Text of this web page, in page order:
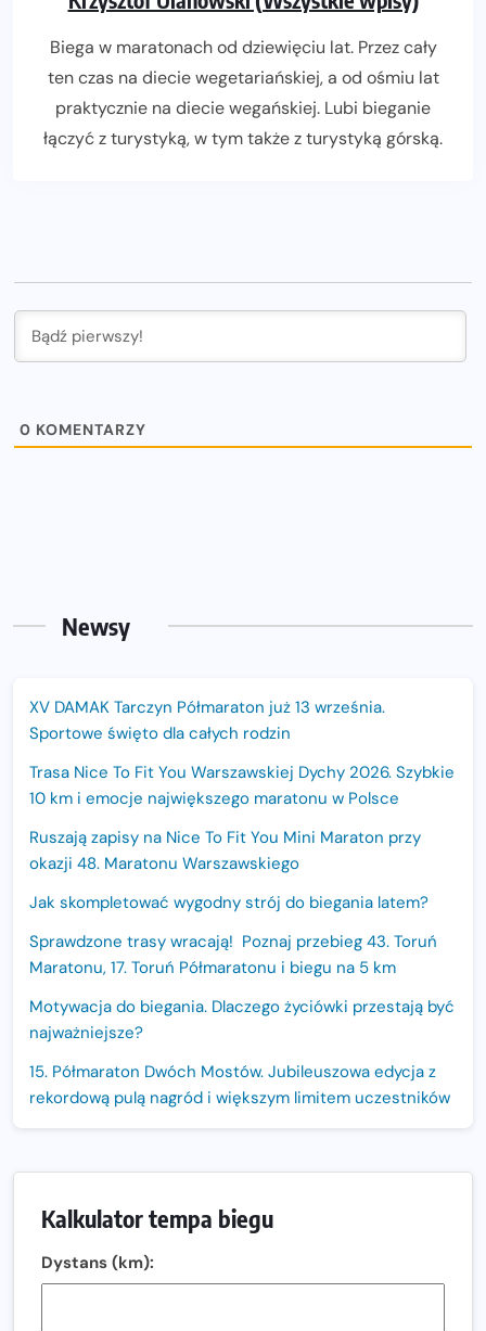
Biega w maratonach od dziewięciu lat. Przez cały
ten czas na diecie wegetariańskiej, a od ośmiu lat
praktycznie na diecie wegańskiej. Lubi bieganie
łączyć z turystyką, w tym także z turystyką górską.
0 KOMENTARZY
Newsy
XV DAMAK Tarczyn Półmaraton już 13 września.
Sportowe święto dla całych rodzin
Trasa Nice To Fit You Warszawskiej Dychy 2026. Szybkie
10 km i emocje największego maratonu w Polsce
Ruszają zapisy na Nice To Fit You Mini Maraton przy
okazji 48. Maratonu Warszawskiego
Jak skompletować wygodny strój do biegania latem?
Sprawdzone trasy wracają! Poznaj przebieg 43. Toruń
Maratonu, 17. Toruń Półmaratonu i biegu na 5 km
Motywacja do biegania. Dlaczego życiówki przestają być
najważniejsze?
15. Półmaraton Dwóch Mostów. Jubileuszowa edycja z
rekordową pulą nagród i większym limitem uczestników
Oficjalna koszulka LOTTO 25. Poznań Maratonu!
Amazfit Balance 3: Kompleksowe narzędzie dla biegacza
Kalkulator tempa biegu
Dystans (km):